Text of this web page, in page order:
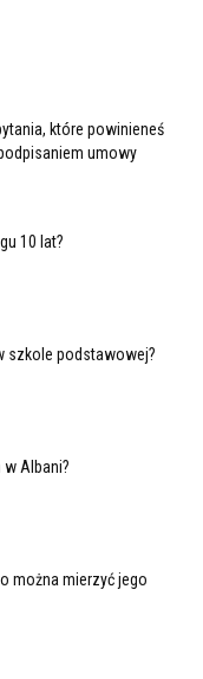
które powinieneś
umowy
10 lat?
szkole podstawowej?
w Albani?
można mierzyć jego